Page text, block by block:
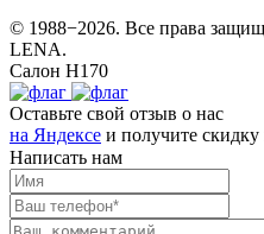
© 1988−2026. Все права
LENA.
Салон Н170
Оставьте свой отзыв о нас
на Яндексе и получите
Написать нам